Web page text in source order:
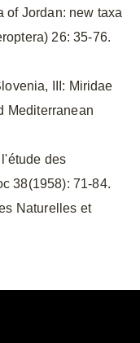
of Jordan: new taxa
26: 35-76.
III: Miridae
Mediterranean
des
38(1958): 71-84.
Naturelles et